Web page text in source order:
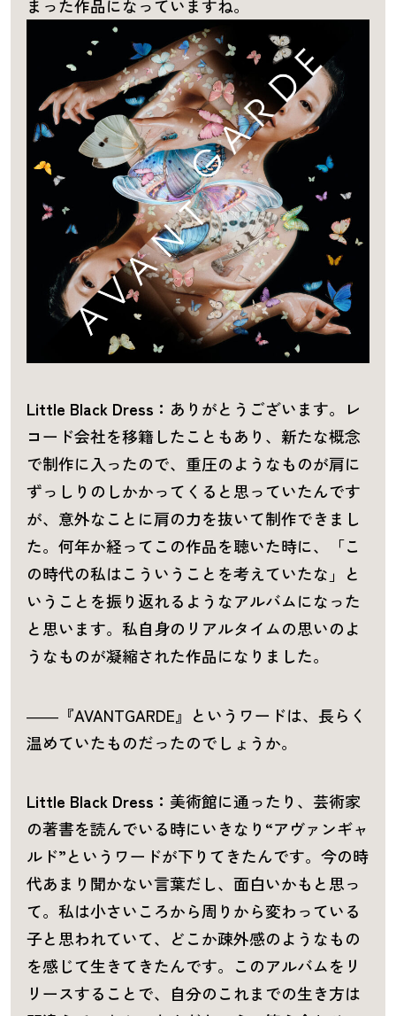
まった作品になっていますね。
Little Black Dress： ありがとうございます。レ
コード会社を移籍したこともあり、新たな概念
で制作に入ったので、重圧のようなものが肩に
ずっしりのしかかってくると思っていたんです
が、意外なことに肩の力を抜いて制作できまし
た。何年か経ってこの作品を聴いた時に、「こ
の時代の私はこういうことを考えていたな」と
いうことを振り返れるようなアルバムになった
と思います。私自身のリアルタイムの思いのよ
うなものが凝縮された作品になりました。
――『AVANTGARDE』というワードは、長らく
温めていたものだったのでしょうか。
Little Black Dress： 美術館に通ったり、芸術家
の著書を読んでいる時にいきなり“アヴァンギャ
ルド”というワードが下りてきたんです。今の時
代あまり聞かない言葉だし、面白いかもと思っ
て。私は小さいころから周りから変わっている
子と思われていて、どこか疎外感のようなもの
を感じて生きてきたんです。このアルバムをリ
リースすることで、自分のこれまでの生き方は